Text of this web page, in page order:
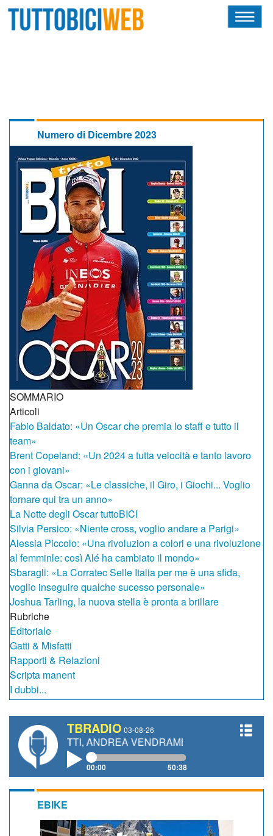
CALENDARIO
OSCAR
ALBI D'ORO
NEWSLETTER
Numero di Dicembre 2023
SOMMARIO
Articoli
Fabio Baldato: «Un Oscar che premia lo staff e tutto il
team»
Brent Copeland: «Un 2024 a tutta velocità e tanto lavoro
con i giovani»
Ganna da Oscar: «Le classiche, il Giro, i Giochi... Voglio
tornare qui tra un anno»
La Notte degli Oscar tuttoBICI
Silvia Persico: «Niente cross, voglio andare a Parigi»
Alessia Piccolo: «Una rivoluzion a colori e una rivoluzione
al femminle: così Alé ha cambiato il mondo»
Sbaragli: «La Corratec Selle Italia per me è una sfida,
voglio inseguire qualche sucesso personale»
Joshua Tarling, la nuova stella è pronta a brillare
Rubriche
Editoriale
Gatti & Misfatti
Rapporti & Relazioni
Scripta manent
I dubbi...
TBRADIO 03-08-26
ANDREA VENDRAME, FILIPPO FIORELLI
00:00 50:38
EBIKE